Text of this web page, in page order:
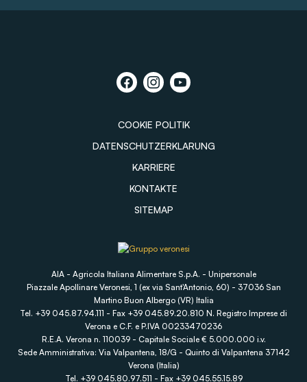
COOKIE POLITIK
DATENSCHUTZERKLARUNG
KARRIERE
KONTAKTE
SITEMAP
AIA - Agricola Italiana Alimentare S.p.A. - Unipersonale
Piazzale Apollinare Veronesi, 1 (ex via Sant'Antonio, 60) - 37036 San
Martino Buon Albergo (VR) Italia
Tel. +39 045.87.94.111 - Fax +39 045.89.20.810 N. Registro Imprese di
Verona e C.F. e P.IVA 00233470236
R.E.A. Verona n. 110039 - Capitale Sociale € 5.000.000 i.v.
Sede Amministrativa: Via Valpantena, 18/G - Quinto di Valpantena 37142
Verona (Italia)
Tel. +39 045.80.97.511 - Fax +39 045.55.15.89